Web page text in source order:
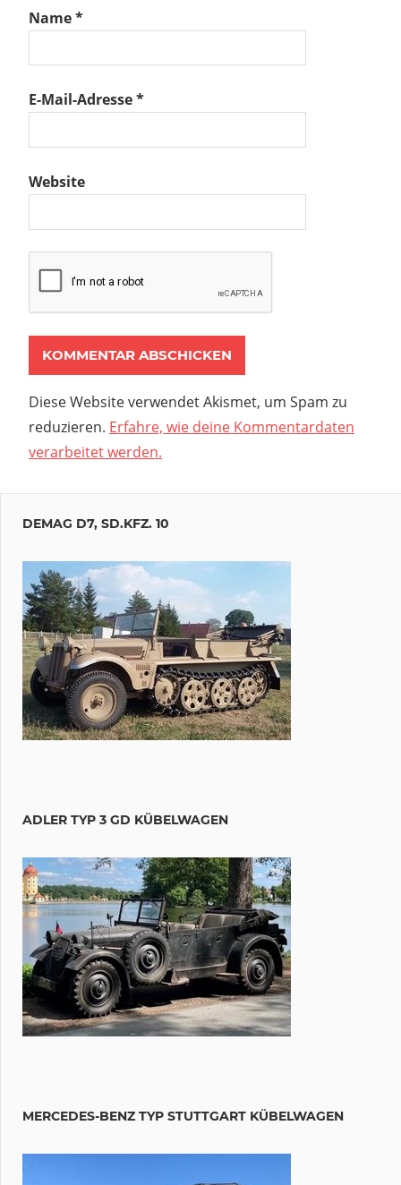
Name*
E-Mail-Adresse*
Website
Diese Website verwendet Akismet, um Spam zu
reduzieren. Erfahre, wie deine Kommentardaten
verarbeitet werden.
DEMAG D7, SD.KFZ. 10
ADLER TYP 3 GD KÜBELWAGEN
MERCEDES-BENZ TYP STUTTGART KÜBELWAGEN